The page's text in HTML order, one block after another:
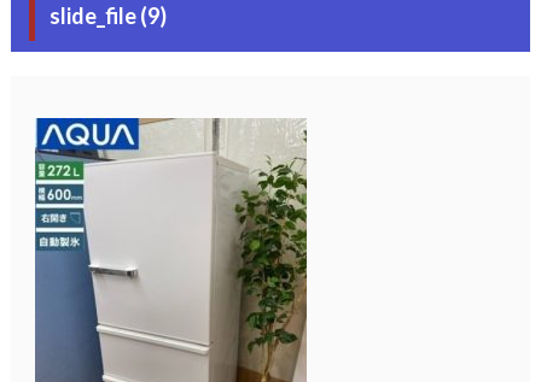
slide_file (9)